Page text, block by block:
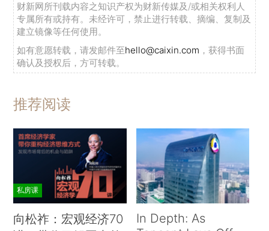
财新网所刊载内容之知识产权为财新传媒及/或相关权利人
专属所有或持有。未经许可，禁止进行转载、摘编、复制及
建立镜像等任何使用。
如有意愿转载，请发邮件至hello@caixin.com ，获得书面
确认及授权后，方可转载。
推荐阅读
私房课
向松祚：宏观经济70
In Depth: As